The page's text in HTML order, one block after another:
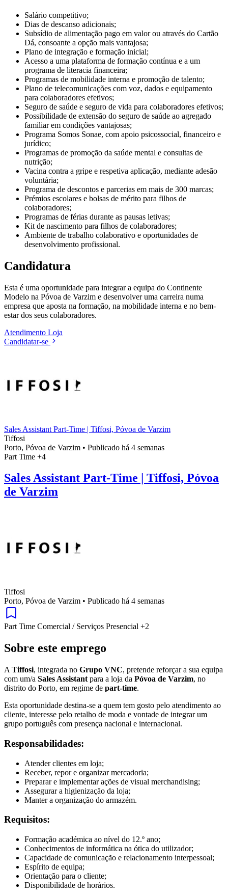
Salário competitivo;
Dias de descanso adicionais;
Subsídio de alimentação pago em valor ou através do Cartão
Dá, consoante a opção mais vantajosa;
Plano de integração e formação inicial;
Acesso a uma plataforma de formação contínua e a um
programa de literacia financeira;
Programas de mobilidade interna e promoção de talento;
Plano de telecomunicações com voz, dados e equipamento
para colaboradores efetivos;
Seguro de saúde e seguro de vida para colaboradores efetivos;
Possibilidade de extensão do seguro de saúde ao agregado
familiar em condições vantajosas;
Programa Somos Sonae, com apoio psicossocial, financeiro e
jurídico;
Programas de promoção da saúde mental e consultas de
nutrição;
Vacina contra a gripe e respetiva aplicação, mediante adesão
voluntária;
Programa de descontos e parcerias em mais de 300 marcas;
Prémios escolares e bolsas de mérito para filhos de
colaboradores;
Programas de férias durante as pausas letivas;
Kit de nascimento para filhos de colaboradores;
Ambiente de trabalho colaborativo e oportunidades de
desenvolvimento profissional.
Candidatura
Esta é uma oportunidade para integrar a equipa do Continente
Modelo na Póvoa de Varzim e desenvolver uma carreira numa
empresa que aposta na formação, na mobilidade interna e no bem-
estar dos seus colaboradores.
Atendimento Loja
Candidatar-se
Sales Assistant Part-Time | Tiffosi, Póvoa de Varzim
Tiffosi
Porto, Póvoa de Varzim • Publicado há 4 semanas
Part Time +4
Sales Assistant Part-Time | Tiffosi, Póvoa
de Varzim
Tiffosi
Porto, Póvoa de Varzim • Publicado há 4 semanas
Part Time Comercial / Serviços Presencial +2
Sobre este emprego
A Tiffosi, integrada no Grupo VNC, pretende reforçar a sua equipa
com um/a Sales Assistant para a loja da Póvoa de Varzim, no
distrito do Porto, em regime de part-time.
Esta oportunidade destina-se a quem tem gosto pelo atendimento ao
cliente, interesse pelo retalho de moda e vontade de integrar um
grupo português com presença nacional e internacional.
Responsabilidades:
Atender clientes em loja;
Receber, repor e organizar mercadoria;
Preparar e implementar ações de visual merchandising;
Assegurar a higienização da loja;
Manter a organização do armazém.
Requisitos:
Formação académica ao nível do 12.º ano;
Conhecimentos de informática na ótica do utilizador;
Capacidade de comunicação e relacionamento interpessoal;
Espírito de equipa;
Orientação para o cliente;
Disponibilidade de horários.